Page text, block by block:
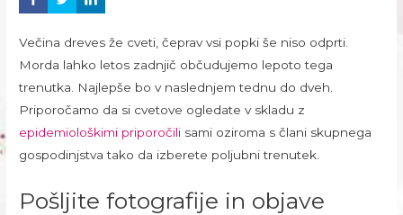
Večina dreves že cveti, čeprav vsi popki še niso odprti.
Morda lahko letos zadnjič občudujemo lepoto tega
trenutka. Najlepše bo v naslednjem tednu do dveh.
Priporočamo da si cvetove ogledate v skladu z
epidemiološkimi priporočili sami oziroma s člani skupnega
gospodinjstva tako da izberete poljubni trenutek.
Pošljite fotografije in objave